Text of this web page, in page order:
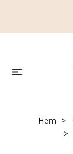
Hem